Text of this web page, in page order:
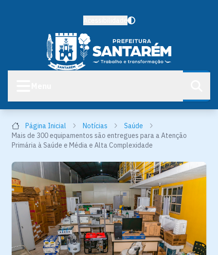
Página Inicial Notícias
Saúde
Mais de 300 equipamentos são entregues para a Atenção
Primária à Saúde e Média e Alta Complexidade